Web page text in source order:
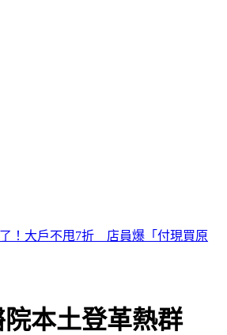
90歲辭世！「長壽5秘訣」曝 醫生也
本土登革熱群